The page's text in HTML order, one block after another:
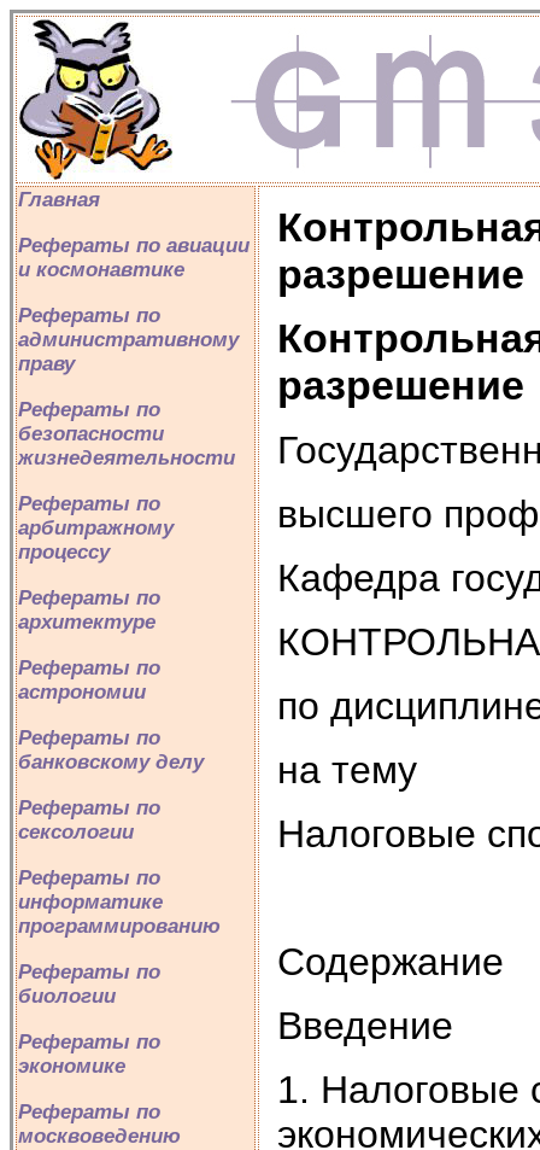
Главная
Рефераты по авиации
и космонавтике
Рефераты по
административному
праву
Рефераты по
безопасности
жизнедеятельности
Рефераты по
арбитражному
процессу
Рефераты по
архитектуре
Рефераты по
астрономии
Рефераты по
банковскому делу
Рефераты по
сексологии
Рефераты по
информатике
программированию
Рефераты по
биологии
Рефераты по
экономике
Рефераты по
москвоведению
разрешение
разрешение
высшего
Кафедра
по
на тему
Налоговые
Содержание
Введение
1. Налоговые